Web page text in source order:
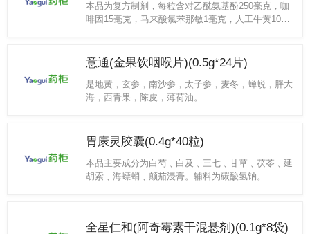
本品为复方制剂，每粒含对乙酰氨基酚250毫克，咖
啡因15毫克，马来酸氯苯那敏1毫克，人工牛黄10毫
意通(金果饮咽喉片)(0.5g*24片)
是地黄，玄参，南沙参，太子参，麦冬，蝉蜕，胖大
海，西青果，陈皮，薄荷油。
胃康灵胶囊(0.4g*40粒)
本品主要成分为白芍﹑白及﹑三七﹑甘草﹑茯苓﹑延
胡索﹑海螵蛸﹑颠茄浸膏。辅料为碳酸氢钠。
全星仁和(阿奇霉素干混悬剂)(0.1g*8袋)